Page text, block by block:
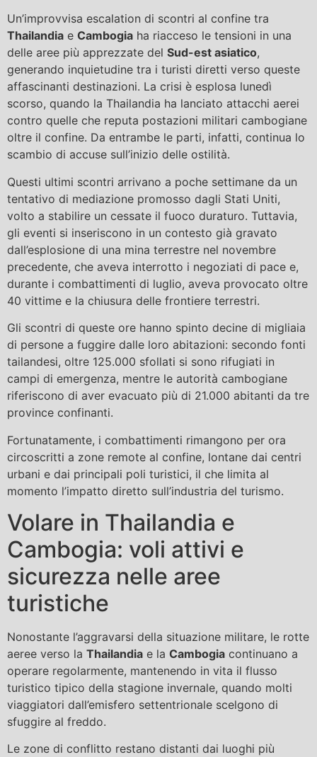
Un’improvvisa escalation di scontri al confine tra
Thailandia e Cambogia ha riacceso le tensioni in una
delle aree più apprezzate del Sud-est asiatico,
generando inquietudine tra i turisti diretti verso queste
affascinanti destinazioni. La crisi è esplosa lunedì
scorso, quando la Thailandia ha lanciato attacchi aerei
contro quelle che reputa postazioni militari cambogiane
oltre il confine. Da entrambe le parti, infatti, continua lo
scambio di accuse sull’inizio delle ostilità.
Questi ultimi scontri arrivano a poche settimane da un
tentativo di mediazione promosso dagli Stati Uniti,
volto a stabilire un cessate il fuoco duraturo. Tuttavia,
gli eventi si inseriscono in un contesto già gravato
dall’esplosione di una mina terrestre nel novembre
precedente, che aveva interrotto i negoziati di pace e,
durante i combattimenti di luglio, aveva provocato oltre
40 vittime e la chiusura delle frontiere terrestri.
Gli scontri di queste ore hanno spinto decine di migliaia
di persone a fuggire dalle loro abitazioni: secondo fonti
tailandesi, oltre 125.000 sfollati si sono rifugiati in
campi di emergenza, mentre le autorità cambogiane
riferiscono di aver evacuato più di 21.000 abitanti da tre
province confinanti.
Fortunatamente, i combattimenti rimangono per ora
circoscritti a zone remote al confine, lontane dai centri
urbani e dai principali poli turistici, il che limita al
momento l’impatto diretto sull’industria del turismo.
Volare in Thailandia e
Cambogia: voli attivi e
sicurezza nelle aree
turistiche
Nonostante l’aggravarsi della situazione militare, le rotte
aeree verso la Thailandia e la Cambogia continuano a
operare regolarmente, mantenendo in vita il flusso
turistico tipico della stagione invernale, quando molti
viaggiatori dall’emisfero settentrionale scelgono di
sfuggire al freddo.
Le zone di conflitto restano distanti dai luoghi più